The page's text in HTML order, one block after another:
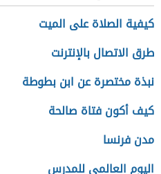
كيفية الصلاة على الميت
طرق الاتصال بالإنترنت
نبذة مختصرة عن ابن بطوطة
كيف أكون فتاة صالحة
مدن فرنسا
اليوم العالمي للمدرس